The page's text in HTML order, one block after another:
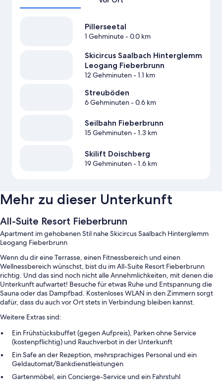
Pillerseetal
1 Gehminute- 0.0 km
Skicircus Saalbach Hinterglemm
Leogang Fieberbrunn
12 Gehminuten- 1.1 km
Streuböden
6 Gehminuten- 0.6 km
Seilbahn Fieberbrunn
15 Gehminuten- 1.3 km
Skilift Doischberg
19 Gehminuten- 1.6 km
Mehr zu dieser Unterkunft
All-Suite Resort Fieberbrunn
Apartment im gehobenen Stil nahe Skicircus Saalbach Hinterglemm
Leogang Fieberbrunn
Wenn du dir eine Terrasse, einen Fitnessbereich und einen
Wellnessbereich wünschst, bist du im All-Suite Resort Fieberbrunn
richtig. Und das sind noch nicht alle Annehmlichkeiten, mit denen die
Unterkunft aufwartet! Besuche für etwas Ruhe und Entspannung die
Sauna oder das Dampfbad. Kostenloses WLAN in den Zimmern sorgt
dafür, dass du auch vor Ort stets in Verbindung bleiben kannst.
Weitere Extras sind:
Ein Frühstücksbuffet (gegen Aufpreis), Parken ohne Service
(kostenpflichtig) und Rauchverbot in der Unterkunft
Ein Safe an der Rezeption, mehrsprachiges Personal und ein
Geldautomat/Bankdienstleistungen
Gartenmöbel, ein Concierge-Service und ein Fahrstuhl